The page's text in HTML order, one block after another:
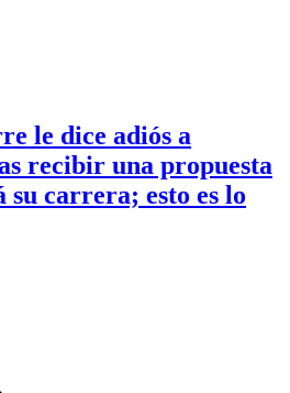
le dice adiós a
recibir una propuesta
carrera; esto es lo